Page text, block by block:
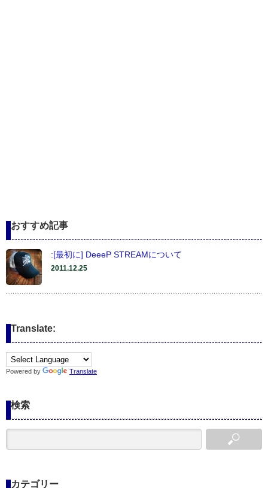
おすすめ記事
:[最初に] DeeeP STREAMについて
2011.12.25
Translate:
Powered by Translate
検索
カテゴリー